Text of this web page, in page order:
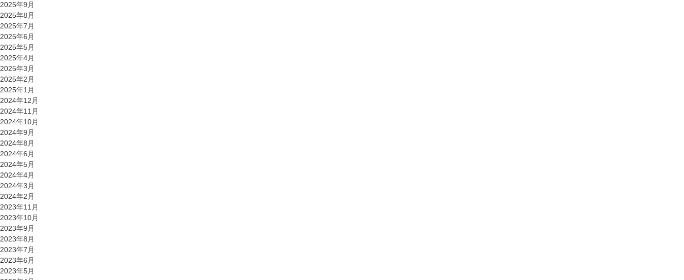
2025年9月
2025年8月
2025年7月
2025年6月
2025年5月
2025年4月
2025年3月
2025年2月
2025年1月
2024年12月
2024年11月
2024年10月
2024年9月
2024年8月
2024年6月
2024年5月
2024年4月
2024年3月
2024年2月
2023年11月
2023年10月
2023年9月
2023年8月
2023年7月
2023年6月
2023年5月